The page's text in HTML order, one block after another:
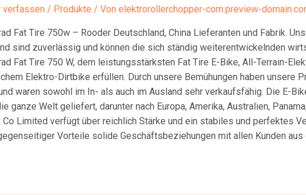
verfassen / Produkte / Von elektrorollerchopper-com.preview-
Fat Tire 750w – Rooder Deutschland, China Lieferanten und Fabrik.
sind zuverlässig und können die sich ständig weiterentwickelnden
Fat Tire 750 W, dem leistungsstärksten Fat Tire E-Bike, All-Terrain-
Elektro-Dirtbike erfüllen. Durch unsere Bemühungen haben unsere
waren sowohl im In- als auch im Ausland sehr verkaufsfähig. Die E-
ganze Welt geliefert, darunter nach Europa, Amerika, Australien,
Co Limited verfügt über reichlich Stärke und ein stabiles und perfektes
Vorteile solide Geschäftsbeziehungen mit allen Kunden aus